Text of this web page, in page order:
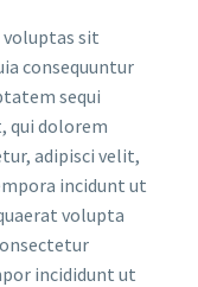
sit
consequuntur
sequi
qui dolorem
adipisci velit,
incidunt ut
volupta
incididunt ut